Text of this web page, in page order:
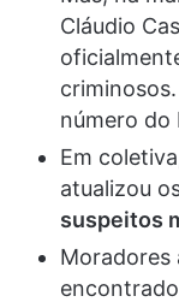
Cláudio
número do
Em
atualizou
suspeitos
Moradores
encontrado